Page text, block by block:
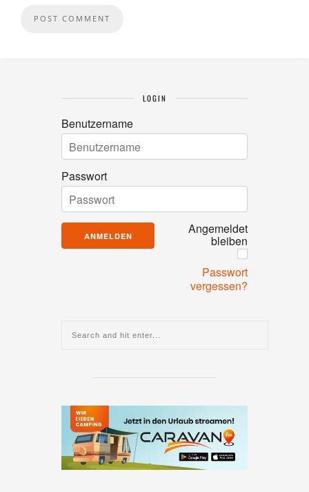
LOGIN
Benutzername
Passwort
Angemeldet
bleiben
Passwort
vergessen?